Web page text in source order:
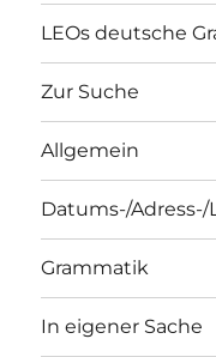
LEOs deutsche
Zur Suche
Allgemein
Datums-/
Grammatik
In eigener Sache